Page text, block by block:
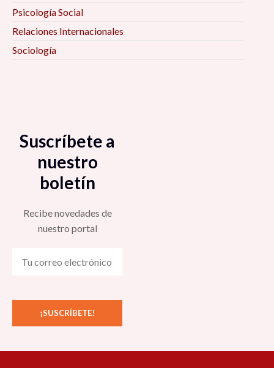
Psicología Social
Relaciones Internacionales
Sociología
Suscríbete a
nuestro
boletín
Recibe novedades de
nuestro portal